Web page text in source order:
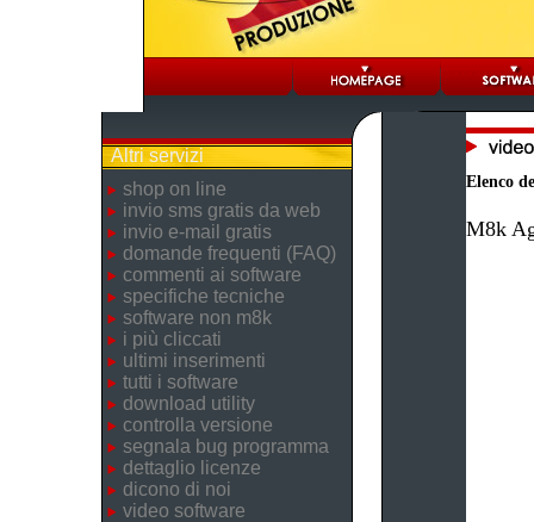
Altri servizi
shop on line
invio sms gratis da web
invio e-mail gratis
domande frequenti (FAQ)
commenti ai software
specifiche tecniche
software non m8k
i più cliccati
ultimi inserimenti
tutti i software
download utility
controlla versione
segnala bug programma
dettaglio licenze
dicono di noi
video software
Elenco
M8k